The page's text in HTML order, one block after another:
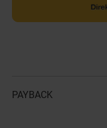
PAYBACK